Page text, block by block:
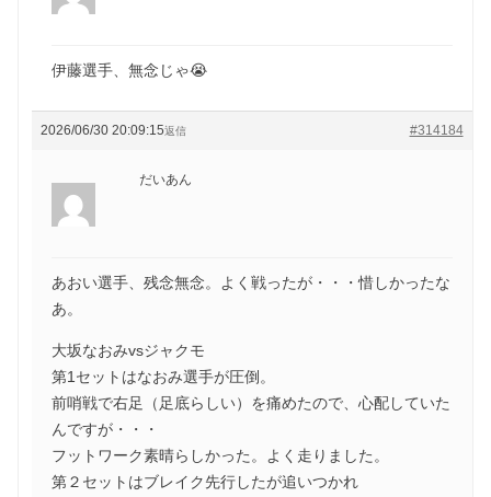
伊藤選手、無念じゃ😭
2026/06/30 20:09:15 #314184
返信
だいあん
あおい選手、残念無念。よく戦ったが・・・惜しかったな
あ。
大坂なおみvsジャクモ
第1セットはなおみ選手が圧倒。
前哨戦で右足（足底らしい）を痛めたので、心配していた
んですが・・・
フットワーク素晴らしかった。よく走りました。
第２セットはブレイク先行したが追いつかれ